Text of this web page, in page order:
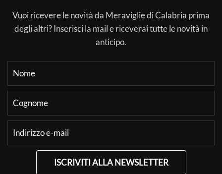
Vuoi ricevere le novità da Meraviglie di Calabria prima
degli altri? Inserisci la mail e riceverai tutte le novità in
anticipo.
ISCRIVITI ALLA NEWSLETTER